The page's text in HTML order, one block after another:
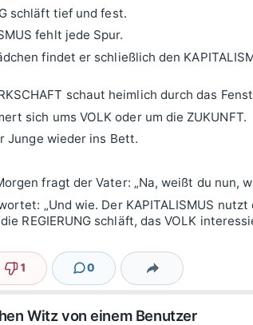
schläft tief und fest.
fehlt jede Spur.
findet er schließlich den
schaut heimlich durch das
sich ums VOLK oder um die ZUKUNFT.
Junge wieder ins Bett.
fragt der Vater: „Na, weißt du nun,
„Und wie. Der KAPITALISMUS nutzt
REGIERUNG schläft, das VOLK
Nicht lustig
1 0
KommentareTeilen
Witz von einem Benutzer